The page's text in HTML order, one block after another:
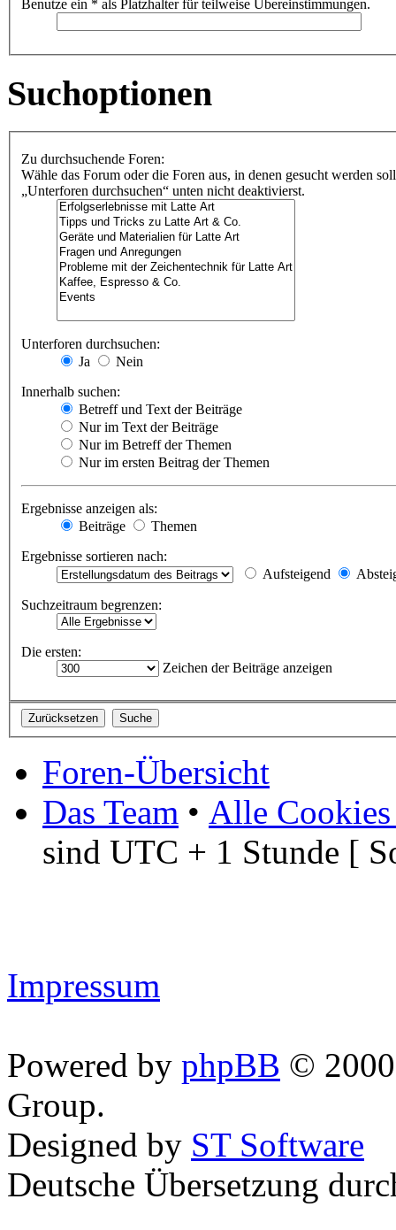
Benutze ein * als Platzhalter für teilweise Übereinstimmungen.
Suchoptionen
Zu durchsuchende Foren:
Wähle das Forum oder die Foren aus, in denen gesucht werden
„Unterforen durchsuchen“ unten nicht deaktivierst.
Unterforen durchsuchen:
Ja
Nein
Innerhalb suchen:
Betreff und Text der Beiträge
Nur im Text der Beiträge
Nur im Betreff der Themen
Nur im ersten Beitrag der Themen
Ergebnisse anzeigen als:
Beiträge
Themen
Ergebnisse sortieren nach:
Aufsteigend
Suchzeitraum begrenzen:
Die ersten:
Zeichen der Beiträge anzeigen
Foren-Übersicht
Das Team • Alle Cookies
sind UTC + 1 Stunde [
Impressum
Powered by phpBB ©
Group.
Designed by ST Software
Deutsche Übersetzung